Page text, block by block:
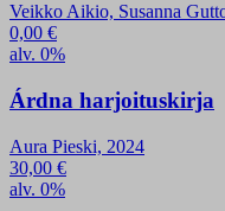
Veikko Aikio, Susanna
0,00 €
alv. 0%
Árdna harjoituskirja
Aura Pieski, 2024
30,00 €
alv. 0%